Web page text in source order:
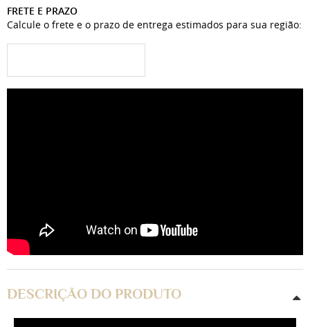
FRETE E PRAZO
Calcule o frete e o prazo de entrega estimados para sua região:
DESCRIÇÃO DO PRODUTO